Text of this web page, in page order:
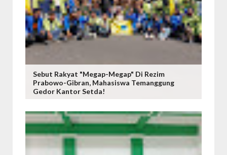
Sebut Rakyat "Megap-Megap" Di Rezim
Prabowo-Gibran, Mahasiswa Temanggung
Gedor Kantor Setda!